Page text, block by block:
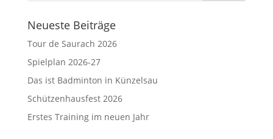
Neueste Beiträge
Tour de Saurach 2026
Spielplan 2026-27
Das ist Badminton in Künzelsau
Schützenhausfest 2026
Erstes Training im neuen Jahr